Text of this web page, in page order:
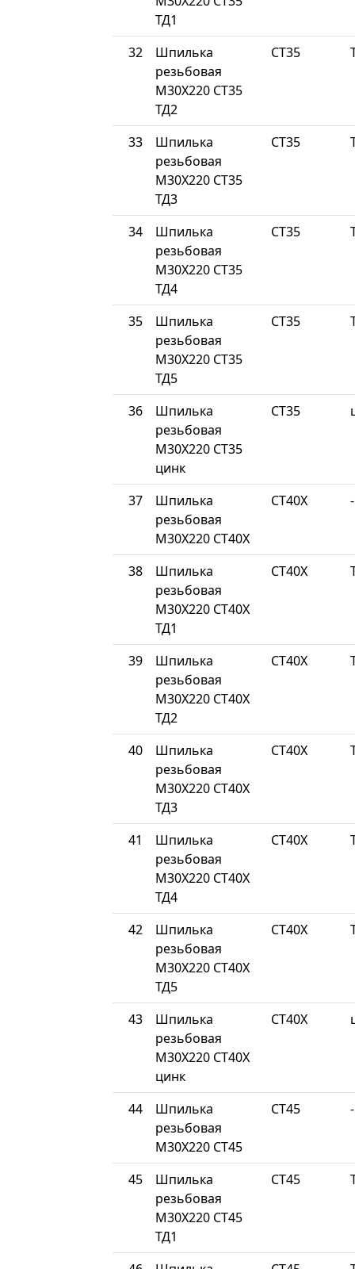
ТД1
32
Шпилька
резьбовая
М30Х220 СТ35
ТД2
СТ35
33
Шпилька
резьбовая
М30Х220 СТ35
ТД3
СТ35
34
Шпилька
резьбовая
М30Х220 СТ35
ТД4
СТ35
35
Шпилька
резьбовая
М30Х220 СТ35
ТД5
СТ35
36
Шпилька
резьбовая
М30Х220 СТ35
цинк
СТ35
37
Шпилька
резьбовая
М30Х220 СТ40Х
СТ40Х -
38
Шпилька
резьбовая
М30Х220 СТ40Х
ТД1
СТ40Х
39
Шпилька
резьбовая
М30Х220 СТ40Х
ТД2
СТ40Х
40
Шпилька
резьбовая
М30Х220 СТ40Х
ТД3
СТ40Х
41
Шпилька
резьбовая
М30Х220 СТ40Х
ТД4
СТ40Х
42
Шпилька
резьбовая
М30Х220 СТ40Х
ТД5
СТ40Х
43
Шпилька
резьбовая
М30Х220 СТ40Х
цинк
СТ40Х
44
Шпилька
резьбовая
М30Х220 СТ45
СТ45 -
45
Шпилька
резьбовая
М30Х220 СТ45
ТД1
СТ45